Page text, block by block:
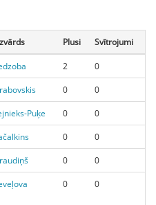
Plusi Svītrojumi
2
0
0
0
Puķe 0
0
0
0
0
0
0 0